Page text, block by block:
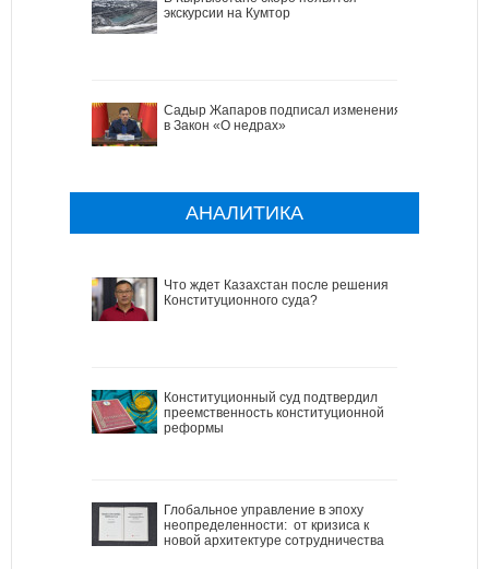
экскурсии на Кумтор
Садыр Жапаров подписал изменения
в Закон «О недрах»
АНАЛИТИКА
Что ждет Казахстан после решения
Конституционного суда?
Конституционный суд подтвердил
преемственность конституционной
реформы
Глобальное управление в эпоху
неопределенности: от кризиса к
новой архитектуре сотрудничества